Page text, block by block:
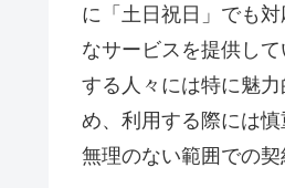
に「土日祝日」でも
なサービスを提供し
する人々には特に魅
め、利用する際には
無理のない範囲での契